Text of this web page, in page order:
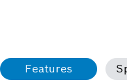
Features